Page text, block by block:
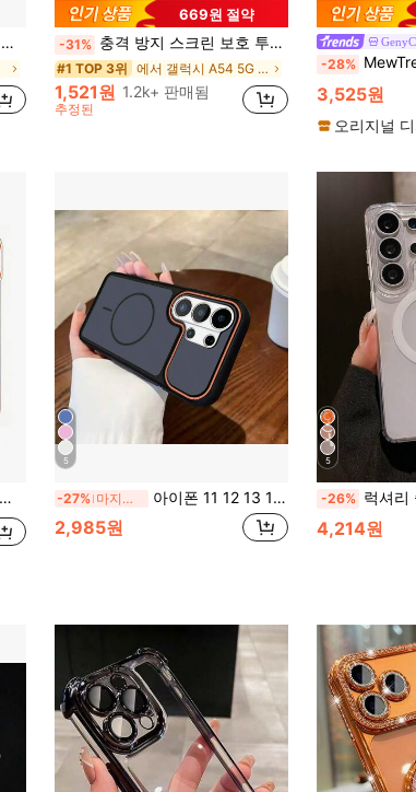
669원 절약
-31% 충격 방지 스크린 보호 투명 충격 방지 휴대폰 케이스, 강화된 모서리 보호, 17 Pro Max/16 Pro Max/15 Pro Max/17 Pro/16/15/14/13/12/11 및 S25 Ultra/24 Ultra/A56/A16/A55/S23 Ultra/A15/S25 및 기타 2026 모델과 호환, 남녀 생일 선물, 미니멀리스트
#1 TOP 3위 에서 갤럭시 A54 5G 휴대폰 케이스
1,521원 1.2k+ 판매됨
추정된
-28% MewTrek 고급스러운 은색 도금 휴대폰 케이스로, 화장 거울 스탠드가 내장되어 있으며, 반짝이는 큐빅 장식이 돋보입니다. 실리콘
3,525원
오리지널
5
-27% 마지막 3일 아이폰 11 12 13 14 15 Pro Max 16 16 Pro 17 17 Pro Max 갤럭시 S22 Ultra 23 24 25 26 26 Plus 26 Ultra 호환 자석 미니멀리스트 프리미엄 휴대폰 케이스
2,985원
5
-26% 럭셔리 솔리드 컬러 젤리 광택 마그네틱 무선 충전 폰 케이스 + 나일
4,214원